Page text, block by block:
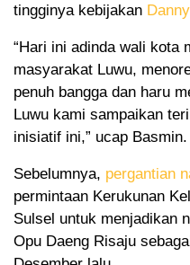
tingginya kebijakan
“Hari ini adinda wali kota
masyarakat Luwu,
penuh bangga dan haru
Luwu kami sampaikan
inisiatif ini,” ucap Basmin.
Sebelumnya, pergantian
permintaan Kerukunan
Sulsel untuk menjadikan
Opu Daeng Risaju